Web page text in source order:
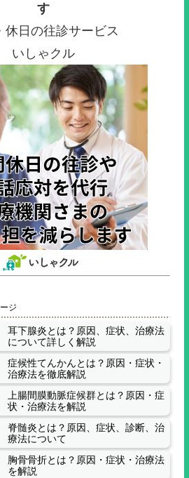
す
休日の往診サービス
いしゃクル
ジ
耳下腺炎とは？原因、症状、治療法
について詳しく解説
症候性てんかんとは？原因・症状・
治療法を徹底解説
上腸間膜動脈症候群とは？原因・症
状・治療法を解説
脊髄炎とは？原因、症状、診断、治
療法について
胸骨骨折とは？原因・症状・治療法
を解説